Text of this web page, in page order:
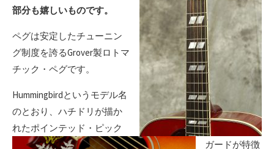
部分も嬉しいものです。
ペグは安定したチューニン
グ制度を誇るGrover製ロトマ
チック・ペグです。
Hummingbirdというモデル名
のとおり、ハチドリが描か
れたポインテッド・ピック
ガードが特徴